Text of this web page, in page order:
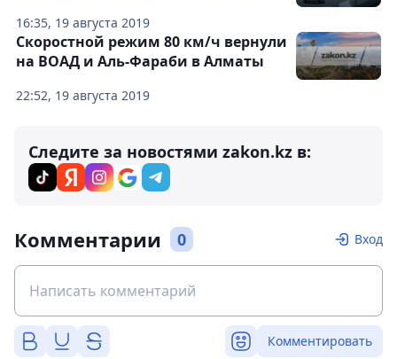
16:35, 19 августа 2019
22:52, 19 августа 2019
Скоростной режим 80 км/ч вернули
на ВОАД и Аль-Фараби в Алматы
Следите за новостями zakon.kz в:
Комментарии 0 Вход
Комментировать